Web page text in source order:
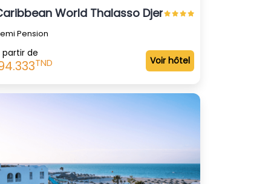
World Thalasso Djerba
Pension
partir de
TND Voir hôtel